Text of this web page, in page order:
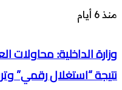
منذ 6 أيام
وزارة الداخلية: محاولات
نتيجة “استغلال رقمي”